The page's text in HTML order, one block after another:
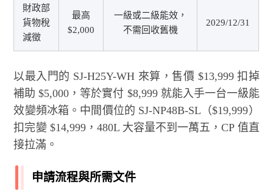
財政部
貨物稅
減徵
最高
$2,000
一級或二級能效，
不需回收舊機
2029/12/31
以最入門的 SJ-H25Y-WH 來算，售價 $13,999 扣掉
補助 $5,000，等於實付 $8,999 就能入手一台一級能
效變頻冰箱。中間價位的 SJ-NP48B-SL（$19,999）
扣完變 $14,999，480L 大容量不到一萬五，CP 值直
接拉滿。
申請流程與所需文件